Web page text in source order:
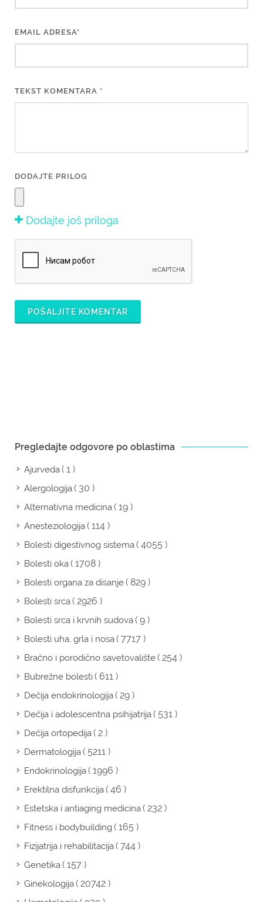
EMAIL ADRESA*
TEKST KOMENTARA *
DODAJTE PRILOG
Dodajte još priloga
POŠALJITE KOMENTAR
Pregledajte odgovore po oblastima
Ajurveda( 1 )
Alergologija( 30 )
Alternativna medicina( 19 )
Anesteziologija( 114 )
Bolesti digestivnog sistema( 4055 )
Bolesti oka( 1708 )
Bolesti organa za disanje( 829 )
Bolesti srca( 2926 )
Bolesti srca i krvnih sudova( 9 )
Bolesti uha, grla i nosa( 7717 )
Bračno i porodično savetovalište( 254 )
Bubrežne bolesti( 611 )
Dečija endokrinologija( 29 )
Dečija i adolescentna psihijatrija( 531 )
Dečija ortopedija( 2 )
Dermatologija( 5211 )
Endokrinologija( 1996 )
Erektilna disfunkcija( 46 )
Estetska i antiaging medicina( 232 )
Fitness i bodybuilding( 165 )
Fizijatrija i rehabilitacija( 744 )
Genetika( 157 )
Ginekologija( 20742 )